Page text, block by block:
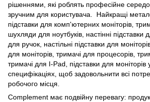
рішеннями, які роблять професійне
зручним для користувача. Найкращі
підставки для комп'ютерних моніторів,
шухляди для ноутбуків, настінні підставки
для ручок, настільні підставки для
для моніторів, тримачі для процесорів,
тримачі для I-Pad, підставки для моніторів
специфікаціях, щоб задовольнити всі
робочого місця.
Complement має подвійну перевагу: